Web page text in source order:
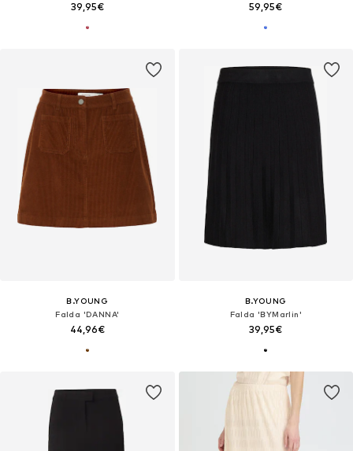
39,95€ 59,95€
B.YOUNG
Falda 'DANNA'
44,96€
B.YOUNG
Falda 'BYMarlin'
39,95€